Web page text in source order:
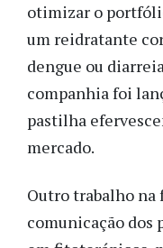
otimizar o
um reidratante
dengue ou
companhia foi
pastilha
mercado.
Outro trabalho
comunicação dos